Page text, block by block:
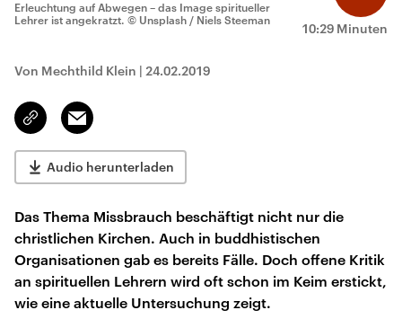
10:29 Minuten
Erleuchtung auf Abwegen – das Image spiritueller
Lehrer ist angekratzt. © Unsplash / Niels Steeman
Von Mechthild Klein | 24.02.2019
Link
kopieren/teilen
Email
Audio herunterladen
Das Thema Missbrauch beschäftigt nicht nur die
christlichen Kirchen. Auch in buddhistischen
Organisationen gab es bereits Fälle. Doch offene Kritik
an spirituellen Lehrern wird oft schon im Keim erstickt,
wie eine aktuelle Untersuchung zeigt.